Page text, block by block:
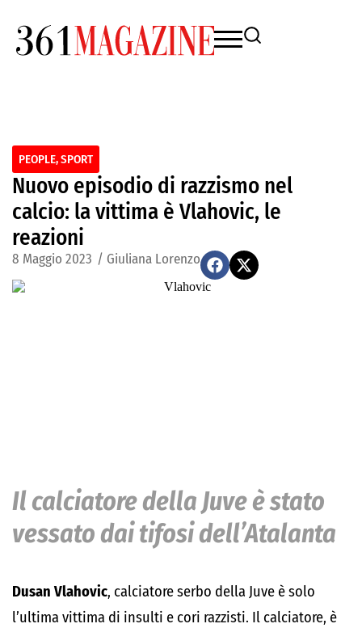
PEOPLE,SPORT
Nuovo episodio di razzismo nel
calcio: la vittima è Vlahovic, le
reazioni
8 Maggio 2023 / Giuliana Lorenzo
Il calciatore della Juve è stato
vessato dai tifosi dell’Atalanta
Dusan Vlahovic, calciatore serbo della Juve è solo
l’ultima vittima di insulti e cori razzisti. Il calciatore, è